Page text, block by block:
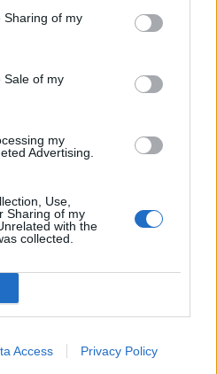
Sharing of my
Sale of my
my
Advertising.
Use,
Sharing of my
with the
collected.
Access Privacy Policy
di contarsi e di vedere
dipende da pochi
le dovute decisioni